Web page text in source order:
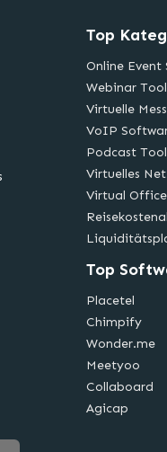
Top
Online Event
Webinar
Virtuelle
VoIP
Podcast
Virtuelles
Virtual
Top
Placetel
Chimpify
Wonder.me
Meetyoo
Collaboard
Agicap